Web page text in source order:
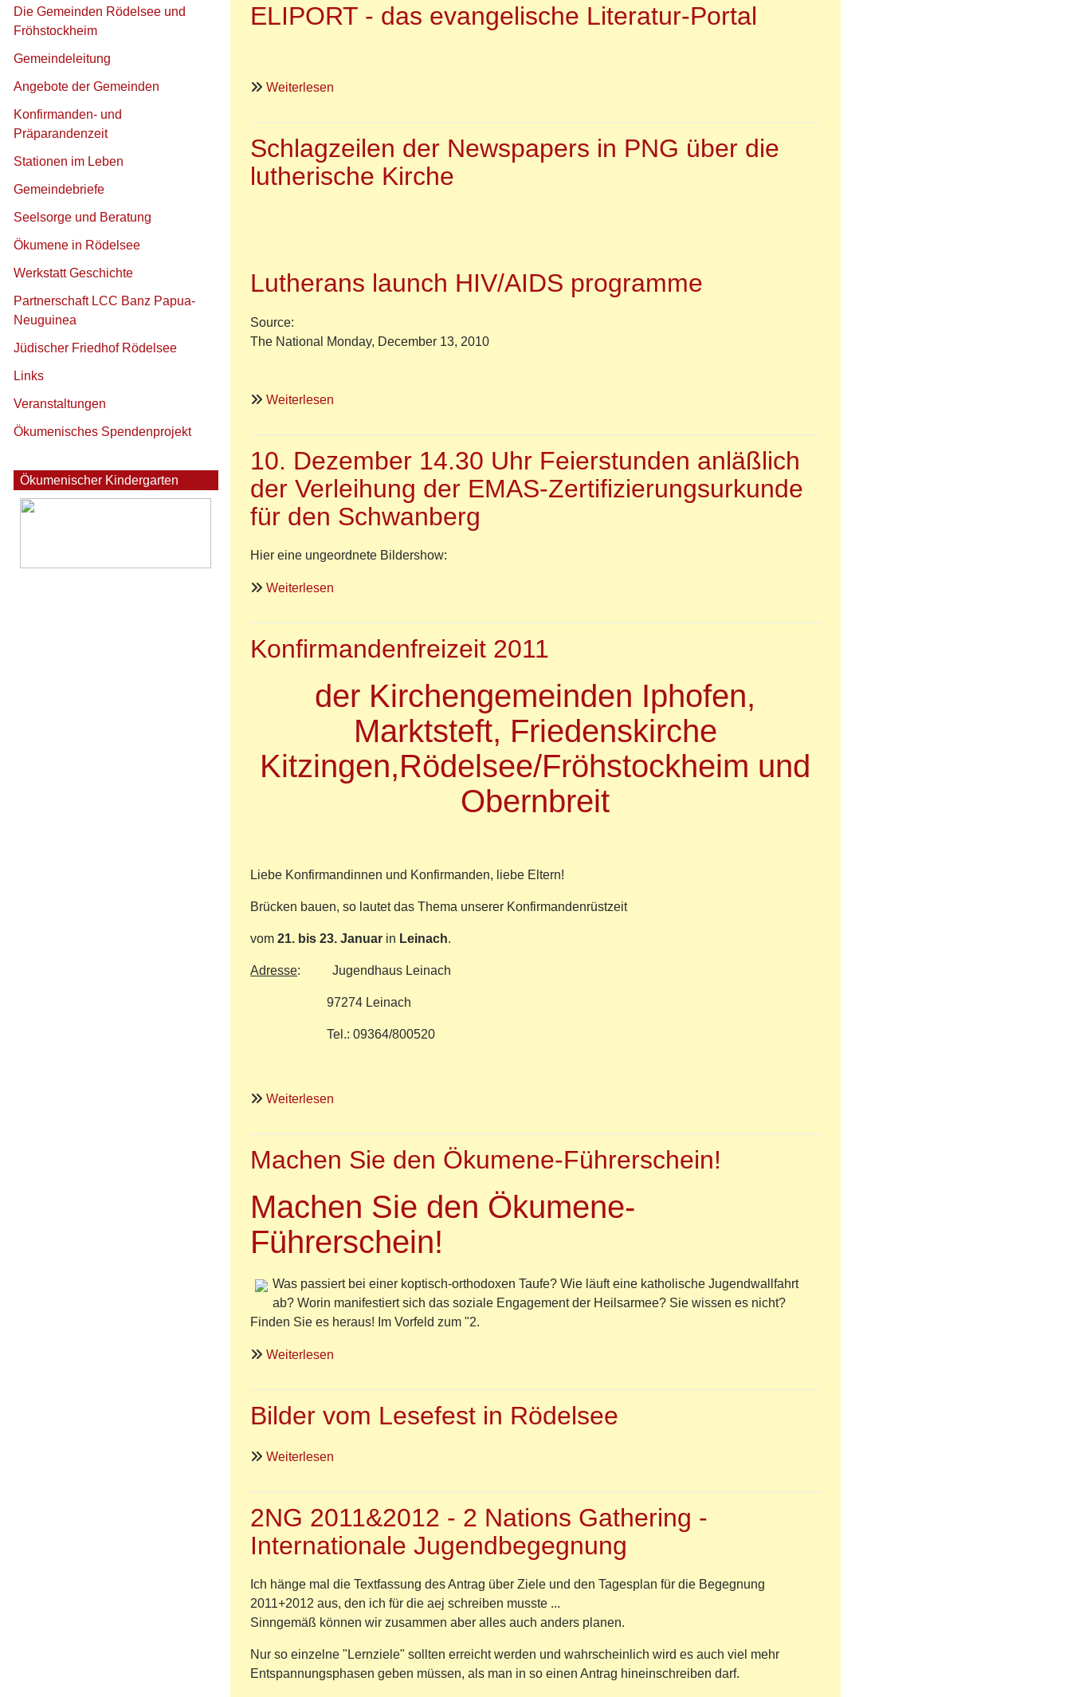
Hauptnavigation
Die Gemeinden Rödelsee und
Fröhstockheim
Gemeindeleitung
Angebote der Gemeinden
Konfirmanden- und
Präparandenzeit
Stationen im Leben
Gemeindebriefe
Seelsorge und Beratung
Ökumene in Rödelsee
Werkstatt Geschichte
Partnerschaft LCC Banz Papua-
Neuguinea
Jüdischer Friedhof Rödelsee
Links
Veranstaltungen
Ökumenisches Spendenprojekt
Ökumenischer Kindergarten
ELIPORT - das evangelische Literatur-Portal
Weiterlesen
-
das
Literatur-
Schlagzeilen der Newspapers in PNG über die
lutherische Kirche
Lutherans launch HIV/AIDS programme
Source:
The National Monday, December 13, 2010
Weiterlesen
der
Newspapers
PNG
über
lutherische
10. Dezember 14.30 Uhr Feierstunden anläßlich
der Verleihung der EMAS-Zertifizierungsurkunde
für den Schwanberg
Hier eine ungeordnete Bildershow:
Weiterlesen
Dezember
14.30
Feierstunden
anläßlich
Verleihung
der
EMAS-
Konfirmandenfreizeit 2011
der Kirchengemeinden Iphofen,
Marktsteft, Friedenskirche
Kitzingen,Rödelsee/Fröhstockheim und
Obernbreit
Liebe Konfirmandinnen und Konfirmanden, liebe Eltern!
Brücken bauen, so lautet das Thema unserer Konfirmandenrüstzeit
vom21. bis 23. Januar in Leinach.
Adresse: Jugendhaus Leinach
97274 Leinach
Tel.: 09364/800520
Weiterlesen
2011
Machen Sie den Ökumene-Führerschein!
Machen Sie den Ökumene-
Führerschein!
Was passiert bei einer koptisch-orthodoxen Taufe? Wie läuft eine katholische Jugendwallfahrt
ab? Worin manifestiert sich das soziale Engagement der Heilsarmee? Sie wissen es nicht?
Finden Sie es heraus! Im Vorfeld zum "2.
Weiterlesen
Sie
den
Bilder vom Lesefest in Rödelsee
Weiterlesen
vom
Lesefest
Rödelsee
2NG 2011&2012 - 2 Nations Gathering -
Internationale Jugendbegegnung
Ich hänge mal die Textfassung des Antrag über Ziele und den Tagesplan für die Begegnung
2011+2012 aus, den ich für die aej schreiben musste ...
Sinngemäß können wir zusammen aber alles auch anders planen.
Nur so einzelne "Lernziele" sollten erreicht werden und wahrscheinlich wird es auch viel mehr
Entspannungsphasen geben müssen, als man in so einen Antrag hineinschreiben darf.